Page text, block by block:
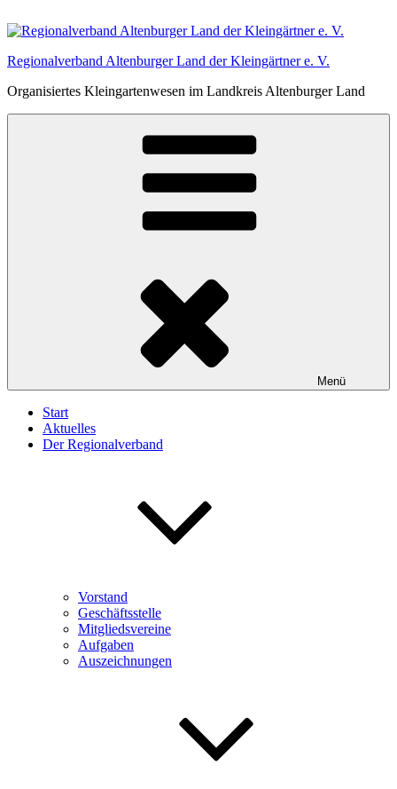
Inhalt
Regionalverband Altenburger Land der Kleingärtner e. V.
Organisiertes Kleingartenwesen im Landkreis Altenburger Land
Menü
Start
Aktuelles
Der Regionalverband
Vorstand
Geschäftsstelle
Mitgliedsvereine
Aufgaben
Auszeichnungen